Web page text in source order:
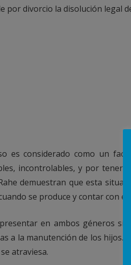
por divorcio la disolución legal
es considerado como un
incontrolables, y por tener
demuestran que esta
se produce y contar con
en ambos géneros
a la manutención de los
atraviesa.